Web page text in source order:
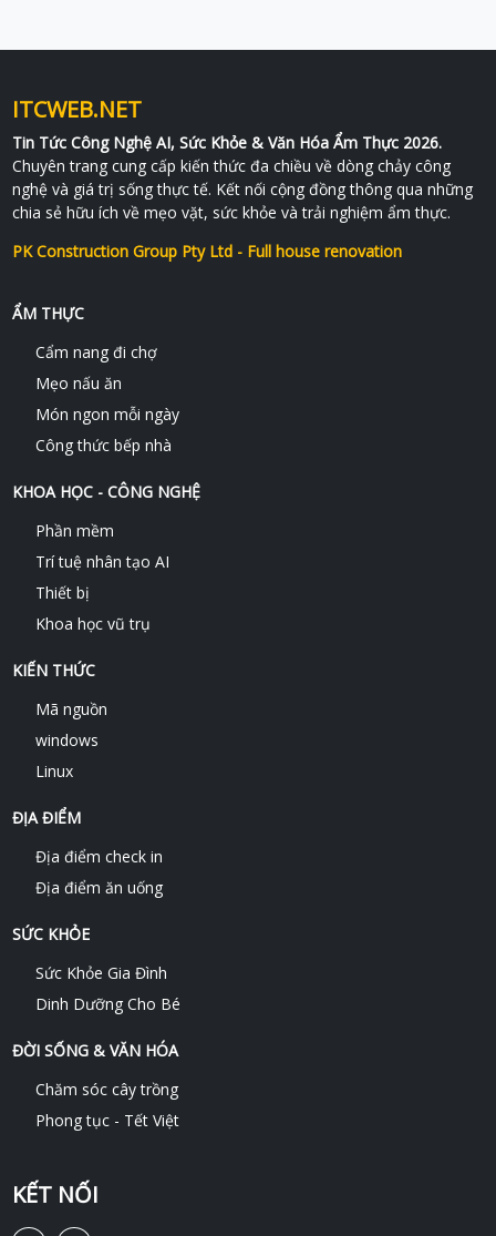
ITCWEB.NET
Tin Tức Công Nghệ AI, Sức Khỏe & Văn Hóa Ẩm Thực 2026.
Chuyên trang cung cấp kiến thức đa chiều về dòng chảy công
nghệ và giá trị sống thực tế. Kết nối cộng đồng thông qua những
chia sẻ hữu ích về mẹo vặt, sức khỏe và trải nghiệm ẩm thực.
PK Construction Group Pty Ltd - Full house renovation
ẨM THỰC
Cẩm nang đi chợ
Mẹo nấu ăn
Món ngon mỗi ngày
Công thức bếp nhà
KHOA HỌC - CÔNG NGHỆ
Phần mềm
Trí tuệ nhân tạo AI
Thiết bị
Khoa học vũ trụ
KIẾN THỨC
Mã nguồn
windows
Linux
ĐỊA ĐIỂM
Địa điểm check in
Địa điểm ăn uống
SỨC KHỎE
Sức Khỏe Gia Đình
Dinh Dưỡng Cho Bé
ĐỜI SỐNG & VĂN HÓA
Chăm sóc cây trồng
Phong tục - Tết Việt
KẾT NỐI